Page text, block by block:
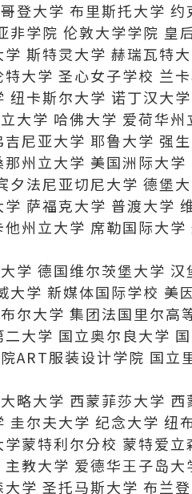
登大学 布里斯托大学
非学院 伦敦大学学院 皇
斯特灵大学 赫瑞瓦特
大学 圣心女子学校 兰
纽卡斯尔大学 诺丁汉大
大学 哈佛大学 爱荷华
尼亚大学 耶鲁大学 强
州立大学 美国洲际大
夕法尼亚切尼大学 德堡
萨福克大学 普渡大学
州立大学 席勒国际大
学 德国维尔茨堡大学
大学 新媒体国际学校 美
尔大学 集团法国里尔高
大学 国立奥尔良大学
ART服装设计学院 国
略大学 西蒙菲莎大学
圭尔夫大学 纪念大学 纽
蒙特利尔分校 蒙特爱
教大学 爱德华王子岛
学 圣托马斯大学 布兰